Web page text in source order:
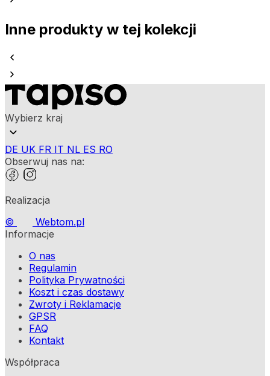
Inne produkty w tej kolekcji
Wybierz kraj
DE UK FR IT NL ES RO
Obserwuj nas na:
Realizacja
©
Webtom.pl
Informacje
O nas
Regulamin
Polityka Prywatności
Koszt i czas dostawy
Zwroty i Reklamacje
GPSR
FAQ
Kontakt
Współpraca